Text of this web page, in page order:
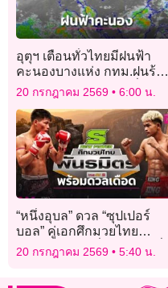
อุตุฯ เตือนทั่วไทยมีฝนฟ้า
คะนองบางแห่ง กทม.ฝนร้อย
ละ 20 ชาวเรือระวังคลื่นลม
20 กรกฎาคม 2569 6:00 น.
“หนึ่งอุบล” ดวล “ซุปเปอร์
บอล” คู่เอกศึกมวยไทย
พันธมิตร ทรูวิชั่นส์ ยิงสด ค่ำ
วันจันทร์นี้!
20 กรกฎาคม 2569 5:40 น.